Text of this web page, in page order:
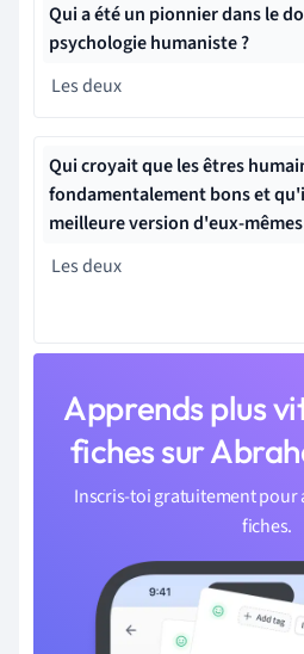
Qui a été un pionnier dans le
psychologie humaniste ?
Les deux
Qui croyaitque les êtres
fondamentalement bons et
meilleure version d'eux-
Les deux
Apprends plus
fiches sur
Inscris-toi gratuitement pour
fiches.